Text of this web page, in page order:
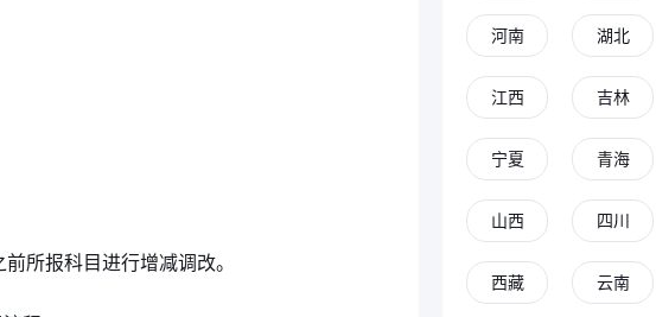
所报科目进行增减调改。
河南 湖北
江西 吉林
宁夏 青海
山西 四川
西藏 云南